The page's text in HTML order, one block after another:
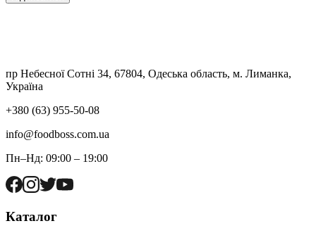
пр Небесної Сотні 34, 67804, Одеська область, м. Лиманка,
Україна
+380 (63) 955-50-08
info@foodboss.com.ua
Пн–Нд: 09:00 – 19:00
Каталог